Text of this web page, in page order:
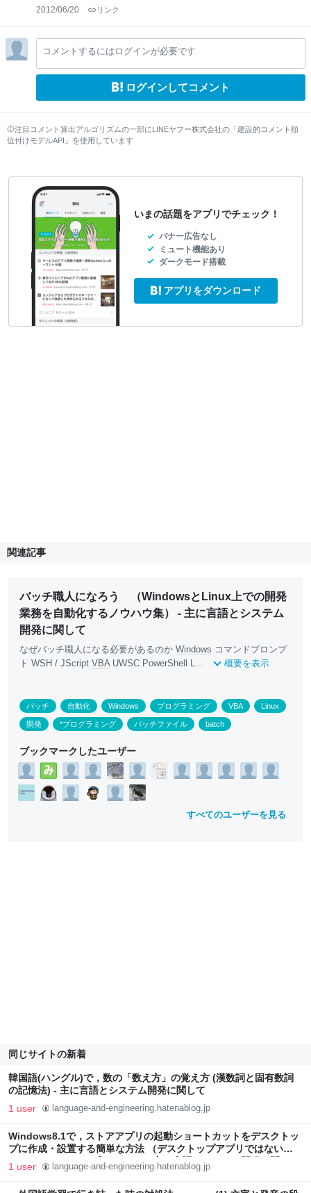
2012/06/20 リンク
コメントするにはログインが必要です
ログインしてコメント
注目コメント算出アルゴリズムの一部にLINEヤフー株式会社の「建設的コメント順
位付けモデルAPI」を使用しています
いまの話題をアプリでチェック！
バナー広告なし
ミュート機能あり
ダークモード搭載
アプリをダウンロード
関連記事
バッチ職人になろう （WindowsとLinux上での開発
業務を自動化するノウハウ集） - 主に言語とシステム
開発に関して
なぜバッチ職人になる必要があるのか Windows コマンドプロンプ
ト WSH / JScript VBAUWSC PowerShell L... 概要を表示
バッチ 自動化 Windows プログラミング VBA Linux
開発 *プログラミング バッチファイル batch
ブックマークしたユーザー
すべてのユーザーを見る
同じサイトの新着
韓国語(ハングル)で，数の「数え方」の覚え方 (漢数詞と固有数詞
の記憶法) - 主に言語とシステム開発に関して
1 user language-and-engineering.hatenablog.jp
Windows8.1で，ストアアプリの起動ショートカットをデスクトッ
プに作成・設置する簡単な方法 （デスクトップアプリではない
WindowsストアアプリもOK） - 主に言語とシステム開発に関して
1 user language-and-engineering.hatenablog.jp